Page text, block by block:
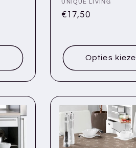
Verkoper:
UNIQUE LIVING
Normale
€17,50
Opties